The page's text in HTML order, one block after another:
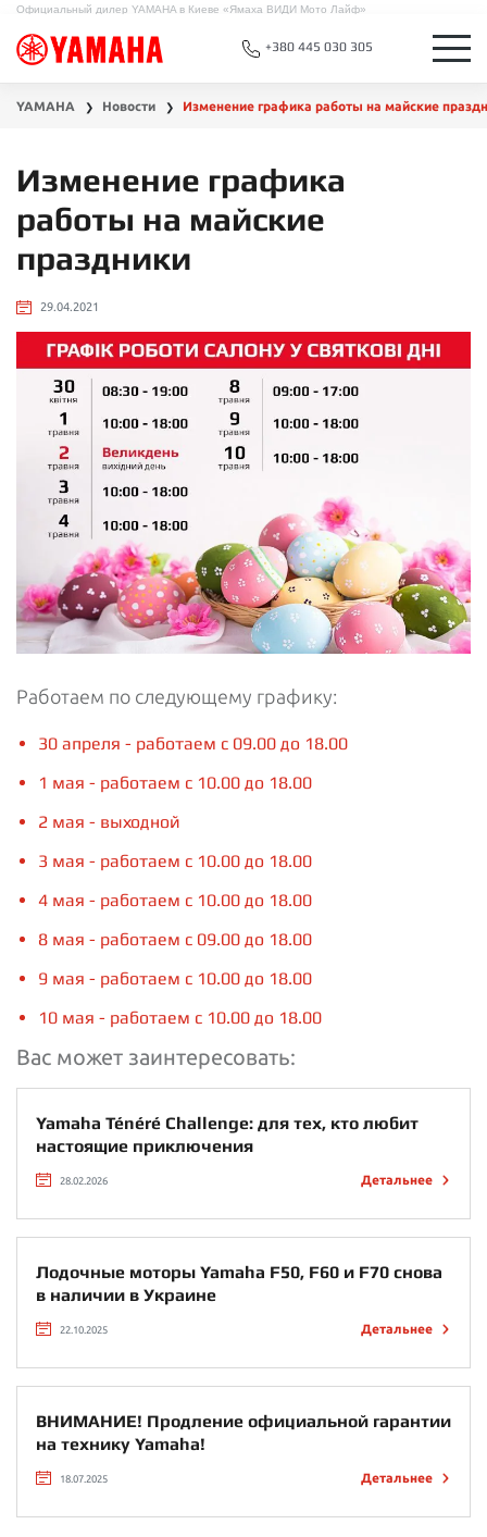
Официальный дилер YAMAHA в Киеве «Ямаха ВИДИ Мото Лайф»
+380 445 030 305
YAMAHA ❯ Новости ❯ Изменение графика работы на майские
Изменение графика
работы на майские
праздники
29.04.2021
Работаем по следующему графику:
30 апреля - работаем с 09.00 до 18.00
1 мая - работаем с 10.00 до 18.00
2 мая - выходной
3 мая - работаем с 10.00 до 18.00
4 мая - работаем с 10.00 до 18.00
8 мая - работаем с 09.00 до 18.00
9 мая - работаем с 10.00 до 18.00
10 мая - работаем с 10.00 до 18.00
Вас может заинтересовать:
Yamaha Ténéré Challenge: для тех, кто любит
настоящие приключения
28.02.2026 Детальнее
Лодочные моторы Yamaha F50, F60 и F70 снова
в наличии в Украине
22.10.2025 Детальнее
ВНИМАНИЕ! Продление официальной гарантии
на технику Yamaha!
18.07.2025 Детальнее